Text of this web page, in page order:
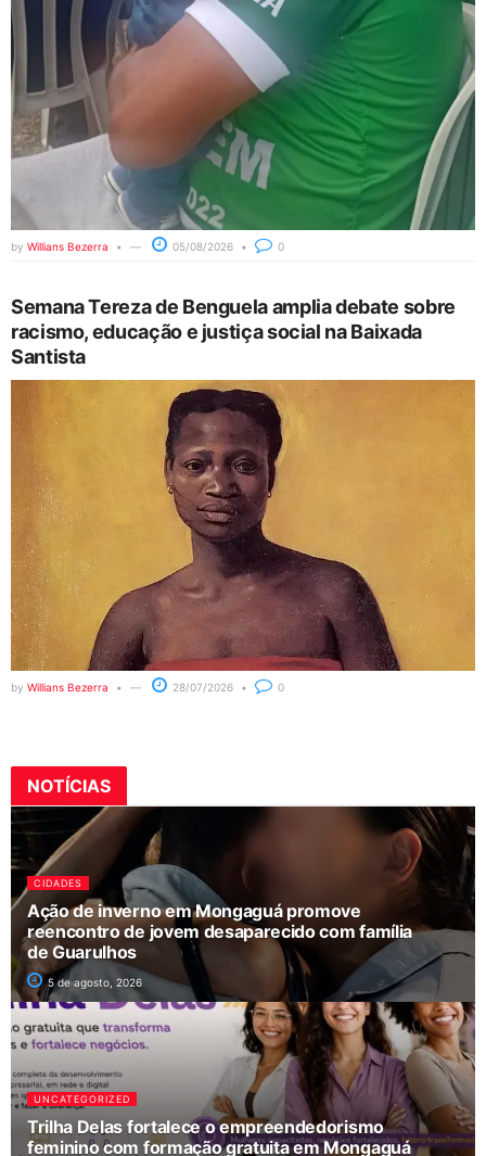
by Willians Bezerra 05/08/2026 0
Semana Tereza de Benguela amplia debate sobre
racismo, educação e justiça social na Baixada
Santista
by Willians Bezerra 28/07/2026 0
NOTÍCIAS
CIDADES
Ação de inverno em Mongaguá promove
reencontro de jovem desaparecido com família
de Guarulhos
5 de agosto, 2026
UNCATEGORIZED
Trilha Delas fortalece o empreendedorismo
feminino com formação gratuita em Mongaguá